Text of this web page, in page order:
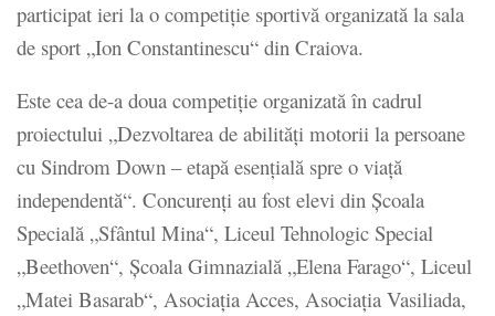
participat ieri la o competiţie sportivă organizată la sala
de sport „Ion Constantinescu“ din Craiova.
Este cea de-a doua competiţie organizată în cadrul
proiectului „Dezvoltarea de abilități motorii la persoane
cu Sindrom Down – etapă esențială spre o viață
independentă“. Concurenţi au fost elevi din Școala
Specială „Sfântul Mina“, Liceul Tehnologic Special
„Beethoven“, Școala Gimnazială „Elena Farago“, Liceul
„Matei Basarab“, Asociația Acces, Asociația Vasiliada,